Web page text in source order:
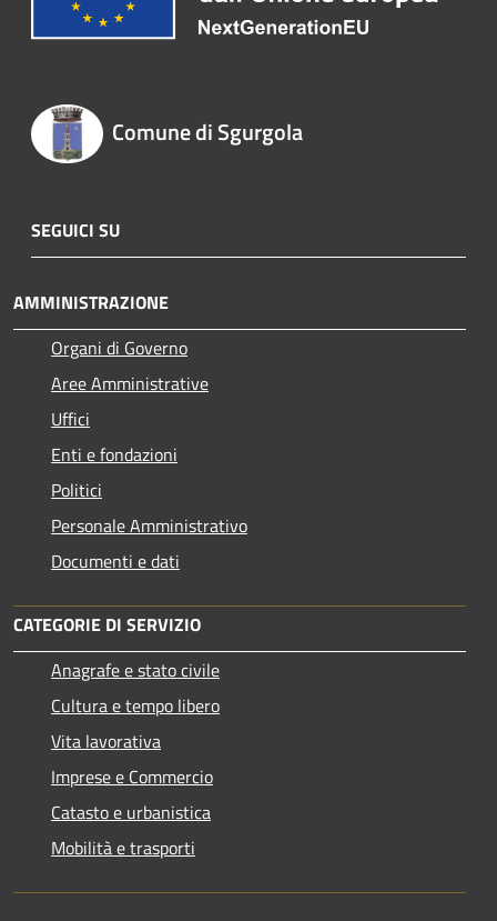
Comune di Sgurgola
SEGUICI SU
AMMINISTRAZIONE
Organi di Governo
Aree Amministrative
Uffici
Enti e fondazioni
Politici
Personale Amministrativo
Documenti e dati
CATEGORIE DI SERVIZIO
Anagrafe e stato civile
Cultura e tempo libero
Vita lavorativa
Imprese e Commercio
Catasto e urbanistica
Mobilità e trasporti